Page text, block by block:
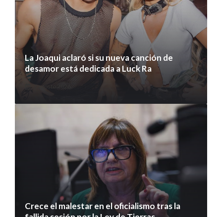
La Joaqui aclaró si su nueva canción de
desamor está dedicada a Luck Ra
7 agosto 2026
Crece el malestar en el oficialismo tras la